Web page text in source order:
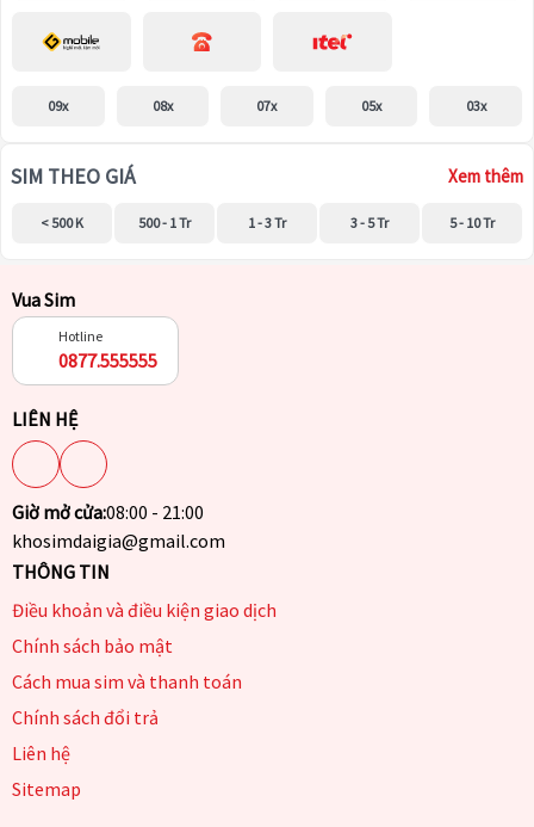
09x 08x 07x 05x 03x
SIM THEO GIÁ Xem thêm
< 500 K 500 - 1 Tr 1 - 3 Tr 3 - 5 Tr 5 - 10 Tr
Vua Sim
Hotline
0877.555555
LIÊN HỆ
Giờ mở cửa:08:00 - 21:00
khosimdaigia@gmail.com
THÔNG TIN
Điều khoản và điều kiện giao dịch
Chính sách bảo mật
Cách mua sim và thanh toán
Chính sách đổi trả
Liên hệ
Sitemap